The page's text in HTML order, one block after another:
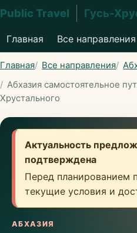
Public Travel Гусь-
Главная Все направления
Главная Все направления
Абхазия самостоятельное
Хрустального
Актуальность
подтверждена
Перед планированием
текущие условия и
АБХАЗИЯ